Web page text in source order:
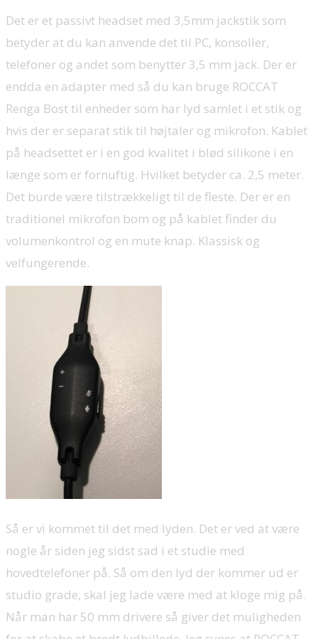
Det er et passivt headset med 3,5mm jackstik som
betyder at du kan anvende det til PC, konsoller,
telefoner og andet som benytter 3,5 mm jack. Der er
endda en adapter med så du kan bruge ROCCAT
Renga Bost til enheder som har lyd samlet i et stik og
hvis der er separat stik til højtaler og mikrofon. Kablet
på headsettet er i en god kvalitet i blød silikone i en
længe som er fornuftig. Hvilket betyder ca. 2,5 meter.
Det burde være tilstrækkeligt til de fleste. Der er en
traditionel mikrofon bom og på kablet finder du
volumenkontrol og en mute knap. Klassisk og
velfungerende.
Så er vi kommet til det med lyden. Det er ved at være
nogle år siden jeg sidst sad i et studie med
hovedtelefoner på. Så om den lyd der kommer ud er
studio grade, skal jeg lade være med at kloge mig på.
Når man har 50 mm drivere så giver det muligheden